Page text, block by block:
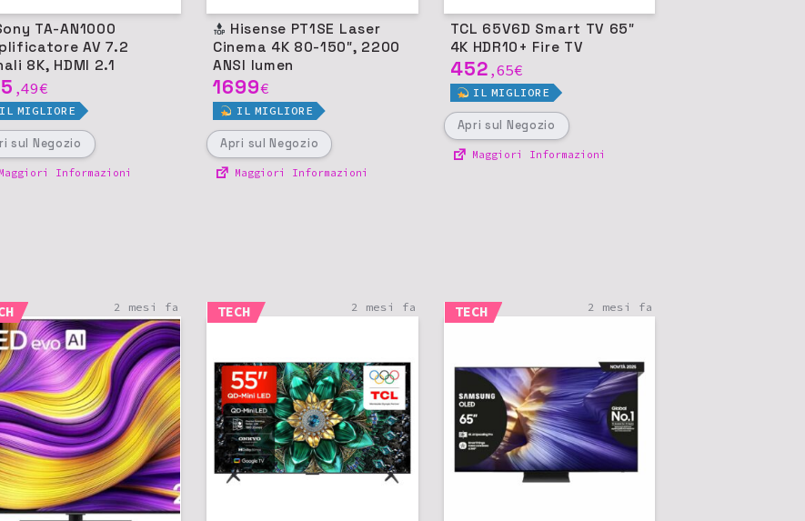
AV 7.2
8K, HDMI 2.1
,49€
IL MIGLIORE
sul Negozio
Maggiori Informazioni
Cinema 4K 80-150″, 2200
ANSI lumen
1699€
IL MIGLIORE
Apri sul Negozio
Maggiori Informazioni
TCL 65V6D Smart TV 65″
4K HDR10+ Fire TV
452 ,65€
IL MIGLIORE
Apri sul Negozio
Maggiori Informazioni
2 mesi fa TECH 2 mesi fa TECH 2 mesi fa